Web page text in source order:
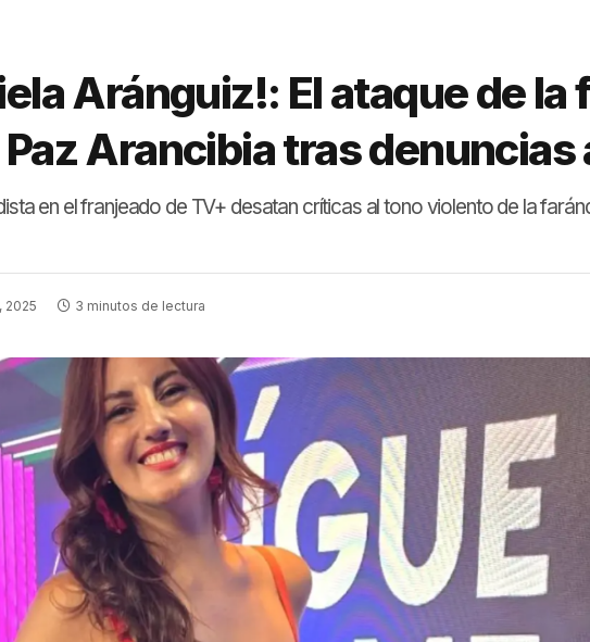
Aránguiz!: El ataque de la
Arancibia tras denuncias
en el franjeado de TV+ desatan críticas al tono violento de la
2025 3 minutos de lectura